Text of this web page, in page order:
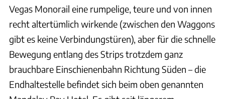
Vegas Monorail eine rumpelige, teure und von innen
recht altertümlich wirkende (zwischen den Waggons
gibt es keine Verbindungstüren), aber für die schnelle
Bewegung entlang des Strips trotzdem ganz
brauchbare Einschienenbahn Richtung Süden – die
Endhaltestelle befindet sich beim oben genannten